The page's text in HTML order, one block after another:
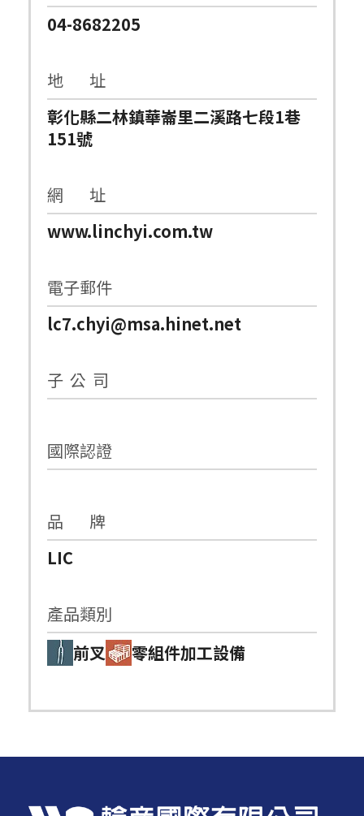
04-8682205
地 址
彰化縣二林鎮華崙里二溪路七段1巷
151號
網 址
www.linchyi.com.tw
電子郵件
lc7.chyi@msa.hinet.net
子 公 司
國際認證
品 牌
LIC
產品類別
前叉
零組件加工設備